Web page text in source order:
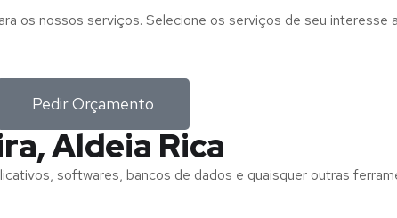
os nossos serviços. Selecione os serviços de seu interesse
Pedir Orçamento
Aldeia Rica
softwares, bancos de dados e quaisquer outras